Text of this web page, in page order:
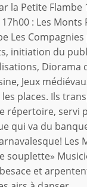
la Petite Flambe
: Les Monts
Les
initiation du
Diorama
Jeux
les places. Ils
répertoire, servi
qui va du
Les
souplette»
et